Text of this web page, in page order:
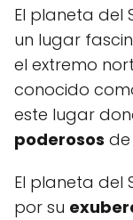
El planeta del
un lugar
el extremo
conocido
este lugar
poderosos de
El planeta del
por su